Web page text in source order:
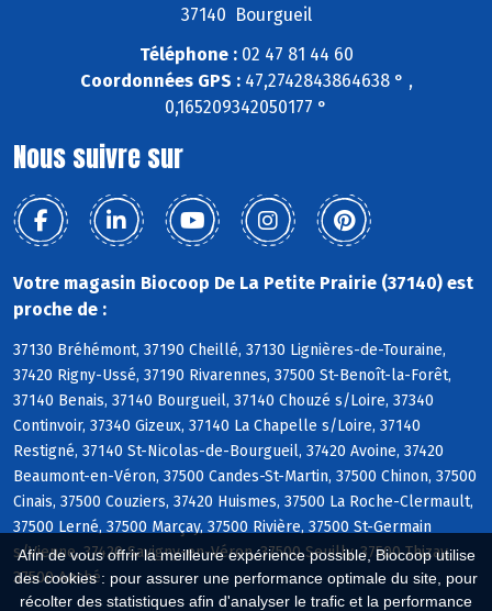
Afin de vous offrir la meilleure expérience possible, Biocoop utilise
des cookies : pour assurer une performance optimale du site, pour
récolter des statistiques afin d'analyser le trafic et la performance
37140 Bourgueil
Téléphone :02 47 81 44 60
Coordonnées GPS :47,2742843864638 ° ,
0,165209342050177 °
Nous suivre sur
Votre magasin Biocoop De La Petite Prairie (37140) est
proche de :
37130 Bréhémont, 37190 Cheillé, 37130 Lignières-de-Touraine,
37420 Rigny-Ussé, 37190 Rivarennes, 37500 St-Benoît-la-Forêt,
37140 Benais, 37140 Bourgueil, 37140 Chouzé s/Loire, 37340
Continvoir, 37340 Gizeux, 37140 La Chapelle s/Loire, 37140
Restigné, 37140 St-Nicolas-de-Bourgueil, 37420 Avoine, 37420
Beaumont-en-Véron, 37500 Candes-St-Martin, 37500 Chinon, 37500
Cinais, 37500 Couziers, 37420 Huismes, 37500 La Roche-Clermault,
37500 Lerné, 37500 Marçay, 37500 Rivière, 37500 St-Germain
s/Vienne, 37420 Savigny-en-Véron, 37500 Seuilly, 37500 Thizay,
37500 Anché